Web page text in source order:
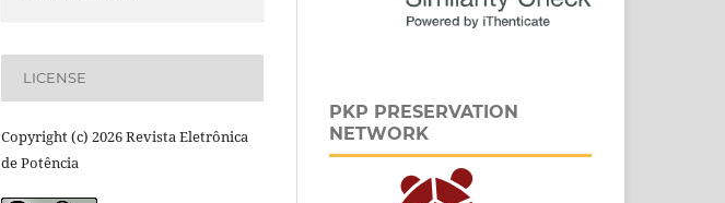
LICENSE
Copyright (c) 2026 Revista Eletrônica
de Potência
PKP PRESERVATION
NETWORK